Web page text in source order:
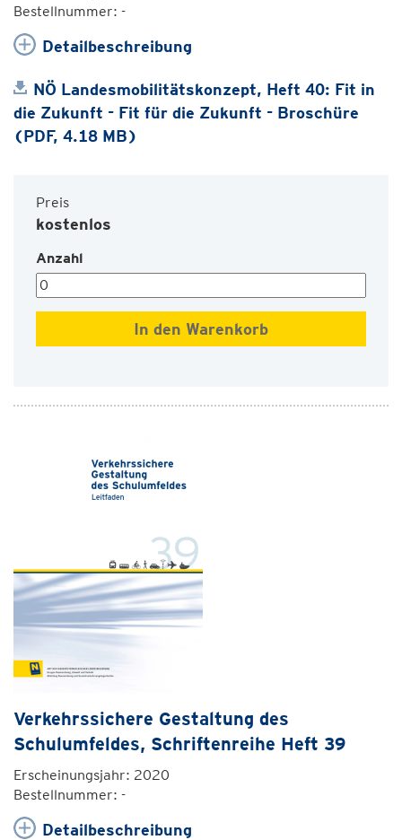
Bestellnummer: -
Detailbeschreibung
NÖ Landesmobilitätskonzept, Heft 40: Fit in
die Zukunft - Fit für die Zukunft - Broschüre
(PDF, 4.18 MB)
Preis
kostenlos
Anzahl
Verkehrssichere Gestaltung des
Schulumfeldes, Schriftenreihe Heft 39
Erscheinungsjahr: 2020
Bestellnummer: -
Detailbeschreibung